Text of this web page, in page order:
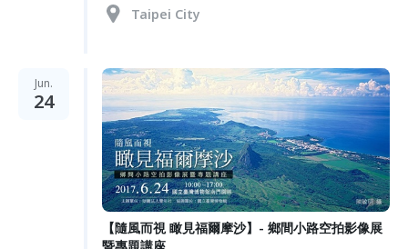
Taipei City
Jun.
24
【隨風而視 瞰見福爾摩沙】- 鄉間小路空拍影像展